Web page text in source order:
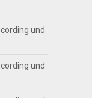
und
und